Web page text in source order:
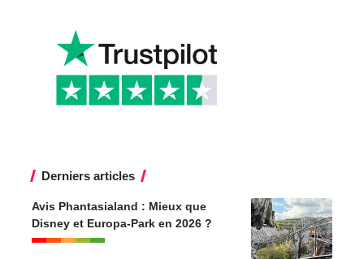
Derniers articles
Avis Phantasialand : Mieux que
Disney et Europa-Park en 2026 ?